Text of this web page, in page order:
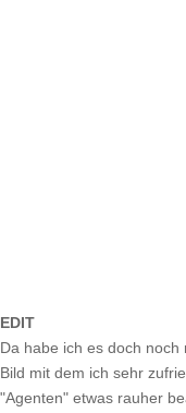
EDIT
Da habe ich es doch
Bild mit dem ich sehr
"Agenten" etwas rauher